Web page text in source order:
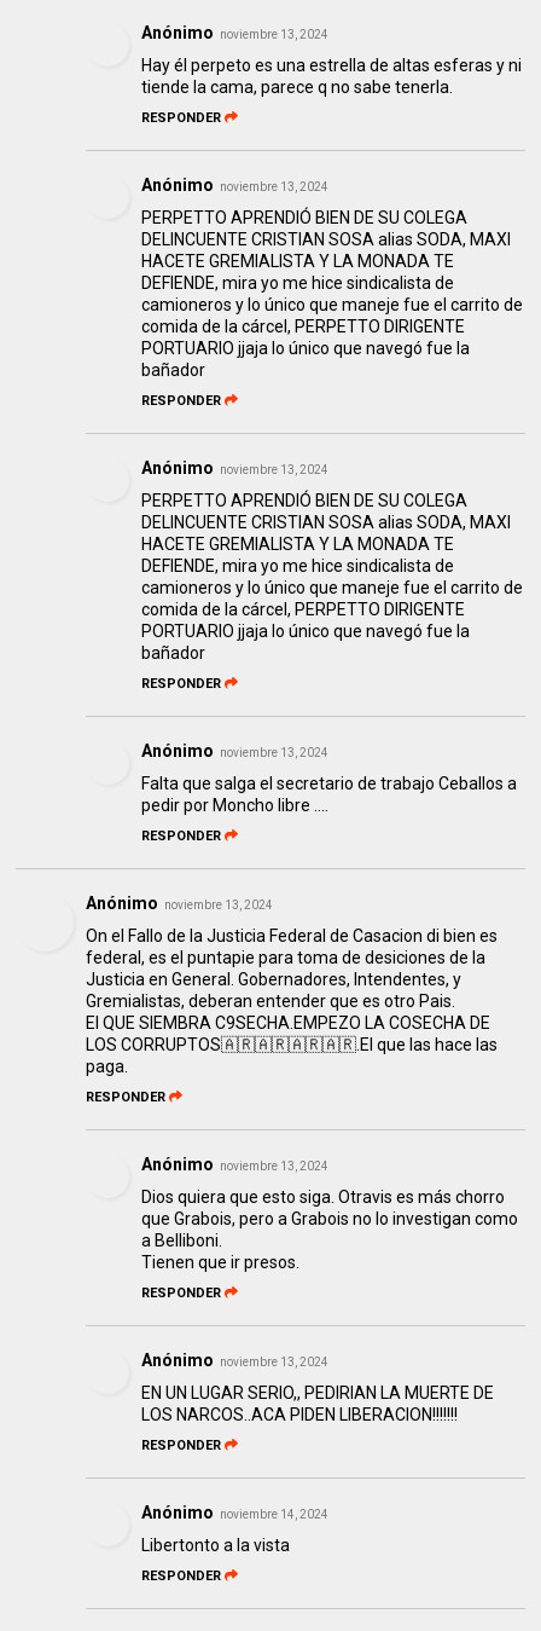
Anónimo noviembre 13, 2024
Hay él perpeto es una estrella de altas esferas y ni
tiende la cama, parece q no sabe tenerla.
RESPONDER
Anónimo noviembre 13, 2024
PERPETTO APRENDIÓ BIEN DE SU COLEGA
DELINCUENTE CRISTIAN SOSA alias SODA, MAXI
HACETE GREMIALISTA Y LA MONADA TE
DEFIENDE, mira yo me hice sindicalista de
camioneros y lo único que maneje fue el carrito de
comida de la cárcel, PERPETTO DIRIGENTE
PORTUARIO jjaja lo único que navegó fue la
bañador
RESPONDER
Anónimo noviembre 13, 2024
PERPETTO APRENDIÓ BIEN DE SU COLEGA
DELINCUENTE CRISTIAN SOSA alias SODA, MAXI
HACETE GREMIALISTA Y LA MONADA TE
DEFIENDE, mira yo me hice sindicalista de
camioneros y lo único que maneje fue el carrito de
comida de la cárcel, PERPETTO DIRIGENTE
PORTUARIO jjaja lo único que navegó fue la
bañador
RESPONDER
Anónimo noviembre 13, 2024
Falta que salga el secretario de trabajo Ceballos a
pedir por Moncho libre ....
RESPONDER
Anónimo noviembre 13, 2024
On el Fallo de la Justicia Federal de Casacion di bien es
federal, es el puntapie para toma de desiciones de la
Justicia en General. Gobernadores, Intendentes, y
Gremialistas, deberan entender que es otro Pais.
El QUE SIEMBRA C9SECHA.EMPEZO LA COSECHA DE
LOS CORRUPTOS🇦🇷🇦🇷🇦🇷🇦🇷.El que las hace las
paga.
RESPONDER
Anónimo noviembre 13, 2024
Dios quiera que esto siga. Otravis es más chorro
que Grabois, pero a Grabois no lo investigan como
a Belliboni.
Tienen que ir presos.
RESPONDER
Anónimo noviembre 13, 2024
EN UN LUGAR SERIO,, PEDIRIAN LA MUERTE DE
LOS NARCOS..ACA PIDEN LIBERACION!!!!!!!
RESPONDER
Anónimo noviembre 14, 2024
Libertonto a la vista
RESPONDER